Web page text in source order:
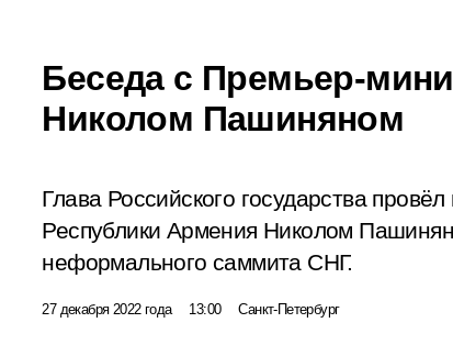
Беседа с Премьер-
Николом Пашиняном
Глава Российского государства
Республики Армения Николом
неформального саммита СНГ.
27 декабря 2022 года 13:00 Санкт-Петербург